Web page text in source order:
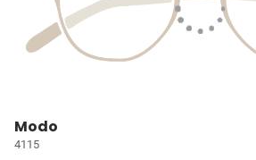
Modo
4115